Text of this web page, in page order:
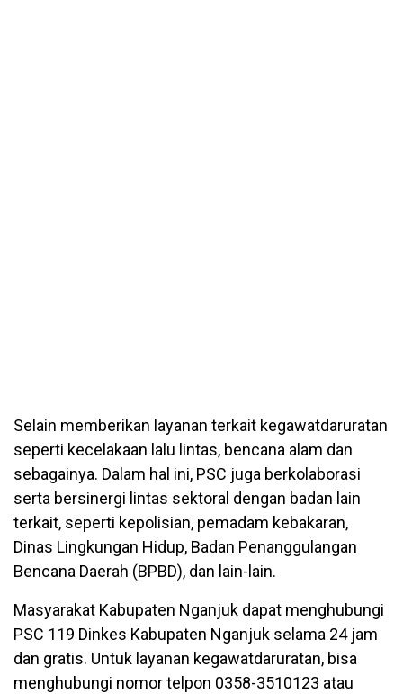
Selain memberikan layanan terkait kegawatdaruratan
seperti kecelakaan lalu lintas, bencana alam dan
sebagainya. Dalam hal ini, PSC juga berkolaborasi
serta bersinergi lintas sektoral dengan badan lain
terkait, seperti kepolisian, pemadam kebakaran,
Dinas Lingkungan Hidup, Badan Penanggulangan
Bencana Daerah (BPBD), dan lain-lain.
Masyarakat Kabupaten Nganjuk dapat menghubungi
PSC 119 Dinkes Kabupaten Nganjuk selama 24 jam
dan gratis. Untuk layanan kegawatdaruratan, bisa
menghubungi nomor telpon 0358-3510123 atau